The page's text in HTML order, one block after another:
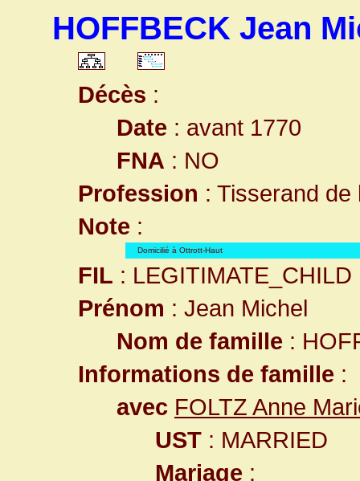
HOFFBECK Jean
Décès :
Date : avant 1770
FNA : NO
Profession : Tisserand de
Note :
Domicilié à Ottrott-Haut
FIL : LEGITIMATE_CHILD
Prénom : Jean Michel
Nom de famille :
Informations de famille :
avec FOLTZ Anne
UST : MARRIED
Mariage :